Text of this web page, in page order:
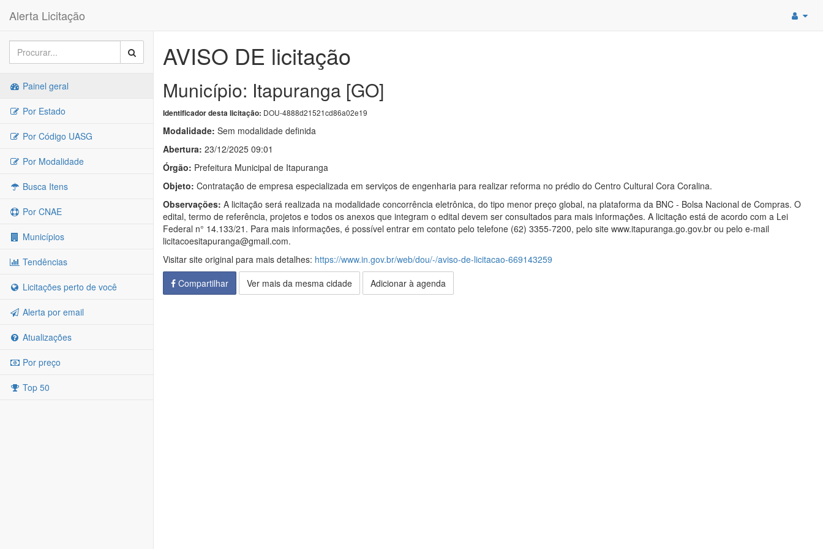
Alerta Licitação
Painel geral
Por Estado
Por Código UASG
Por Modalidade
Busca Itens
Por CNAE
Municípios
Tendências
Licitações perto de você
Alerta por email
Atualizações
Por preço
Top 50
AVISO DE licitação
Município: Itapuranga [GO]
Identificador desta licitação: DOU-4888d21521cd86a02e19
Modalidade: Sem modalidade definida
Abertura: 23/12/2025 09:01
Órgão: Prefeitura Municipal de Itapuranga
Objeto: Contratação de empresa especializada em serviços de engenharia para realizar reforma no prédio do Centro Cultural Cora Coralina.
Observações: A licitação será realizada na modalidade concorrência eletrônica, do tipo menor preço global, na plataforma da BNC - Bolsa Nacional de Compras. O
edital, termo de referência, projetos e todos os anexos que integram o edital devem ser consultados para mais informações. A licitação está de acordo com a Lei
Federal n° 14.133/21. Para mais informações, é possível entrar em contato pelo telefone (62) 3355-7200, pelo site www.itapuranga.go.gov.br ou pelo e-mail
licitacoesitapuranga@gmail.com.
Visitar site original para mais detalhes: https://www.in.gov.br/web/dou/-/aviso-de-licitacao-669143259
Compartilhar
Ver mais da mesma cidade Adicionar à agenda